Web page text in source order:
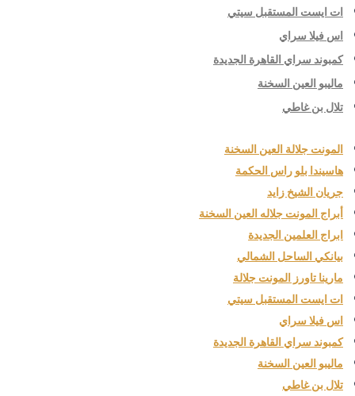
ات ايست المستقبل سيتي
اس فيلا سراي
كمبوند سراي القاهرة الجديدة
ماليبو العين السخنة
تلال بن غاطي
المونت جلالة العين السخنة
هاسيندا بلو راس الحكمة
جريان الشيخ زايد
أبراج المونت جلاله العين السخنة
ابراج العلمين الجديدة
بيانكي الساحل الشمالي
مارينا تاورز المونت جلالة
ات ايست المستقبل سيتي
اس فيلا سراي
كمبوند سراي القاهرة الجديدة
ماليبو العين السخنة
تلال بن غاطي